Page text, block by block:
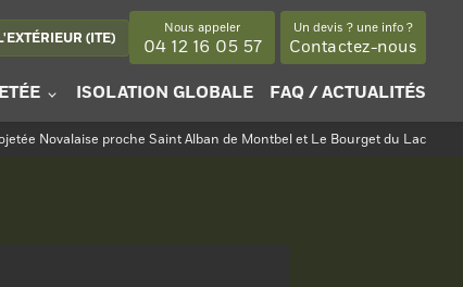
(ITE)
Nous appeler
04 12 16 05 57
Un devis ? une info ?
Contactez-nous
ISOLATION GLOBALE FAQ / ACTUALITÉS
Novalaise proche Saint Alban de Montbel et Le Bourget du Lac